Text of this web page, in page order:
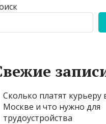
Сколько платят курьеру
Москве и что нужно для
трудоустройства